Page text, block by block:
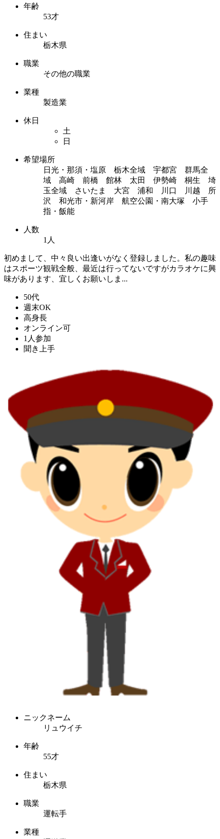
年齢
53才
住まい
栃木県
職業
その他の職業
業種
製造業
休日
土
日
希望場所
日光・那須・塩原 栃木全域 宇都宮 群馬全
域 高崎 前橋 館林 太田 伊勢崎 桐生 埼
玉全域 さいたま 大宮 浦和 川口 川越 所
沢 和光市・新河岸 航空公園・南大塚 小手
指・飯能
人数
1人
初めまして、中々良い出逢いがなく登録しました。私の趣味
はスポーツ観戦全般、最近は行ってないですがカラオケに興
味があります、宜しくお願いしま...
50代
週末OK
高身長
オンライン可
1人参加
聞き上手
ニックネーム
リュウイチ
年齢
55才
住まい
栃木県
職業
運転手
業種